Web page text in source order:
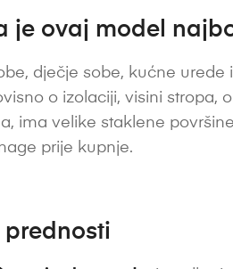
je ovaj model
dječje sobe, kućne
o izolaciji, visini
ima velike staklene
prije kupnje.
prednosti